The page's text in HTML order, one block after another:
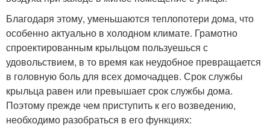
Благодаря этому, уменьшаются теплопотери дома, что
особенно актуально в холодном климате. Грамотно
спроектированным крыльцом пользуешься с
удовольствием, в то время как неудобное превращается
в головную боль для всех домочадцев. Срок службы
крыльца равен или превышает срок службы дома.
Поэтому прежде чем приступить к его возведению,
необходимо разобраться в его функциях: